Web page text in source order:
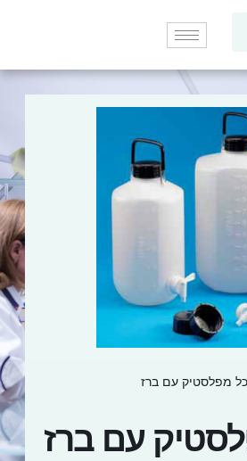
מפלסטיק עם ברז
עם ברז